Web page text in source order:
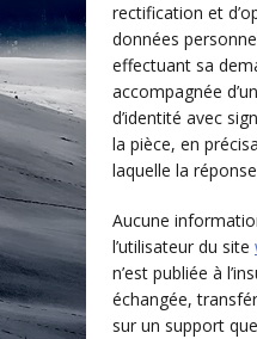
rectification et
données
effectuant sa
accompagnée
d’identité avec
la pièce, en
laquelle la
Aucune
l’utilisateur du site
n’est publiée à
échangée,
sur un support